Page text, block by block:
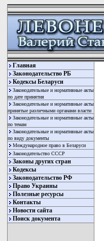
Главная
Законодательство РБ
Кодексы Беларуси
Законодательные и нормативные акты
по дате принятия
Законодательные и нормативные акты
принятые различными органами власти
Законодательные и нормативные акты
по темам
Законодательные и нормативные акты
по виду документы
Международное право в Беларуси
Законодательство СССР
Законы других стран
Кодексы
Законодательство РФ
Право Украины
Полезные ресурсы
Контакты
Новости сайта
Поиск документа